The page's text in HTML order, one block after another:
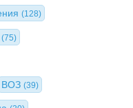
(128)
(75)
ВОЗ (39)